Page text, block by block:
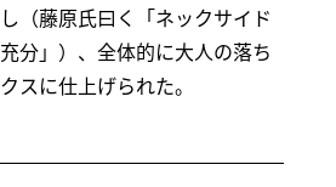
（藤原氏曰く「ネックサイド
分」）、全体的に大人の落ち
スに仕上げられた。